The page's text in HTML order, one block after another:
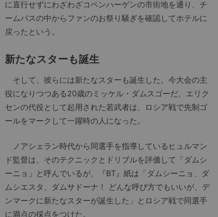
に直行せずにわざわざコペンハーゲンの市街地を通り、チ
ームバスの中からファンのお祭り騒ぎを確認してホテルに
戻ったという。
新たなスターも誕生
そして、彼らには新たなスターも誕生した。今大会の主
役になりつつある20歳のミッケル・ダムスゴーだ。エリク
センの代役として起用された若武者は、ロシア戦で先制ゴ
ールをマークして一躍時の人になった。
ノアシェラン時代から同選手を指導しているヒュルマン
ド監督は、そのテクニックとドリブルを評価して「ダムシ
ーニョ」と呼んでいるが、『BT』紙は「ダムシーニョ、ダ
ムシエスタ、ダムサドーナ！ どんな呼び方でもいいが、デ
ンマークに新たなスターが誕生した」とロシア戦で同選手
に満点の採点をつけた。